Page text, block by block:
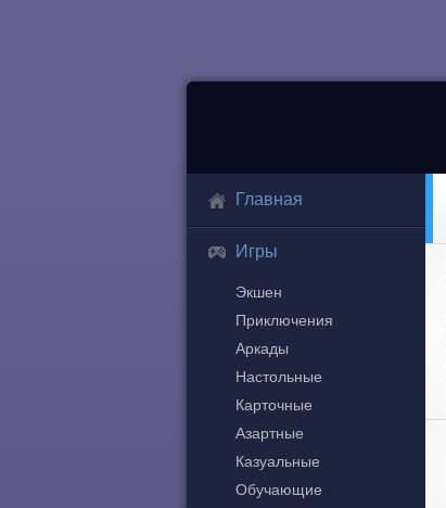
Главная
Игры
Экшен
Приключения
Аркады
Настольные
Карточные
Азартные
Казуальные
Обучающие